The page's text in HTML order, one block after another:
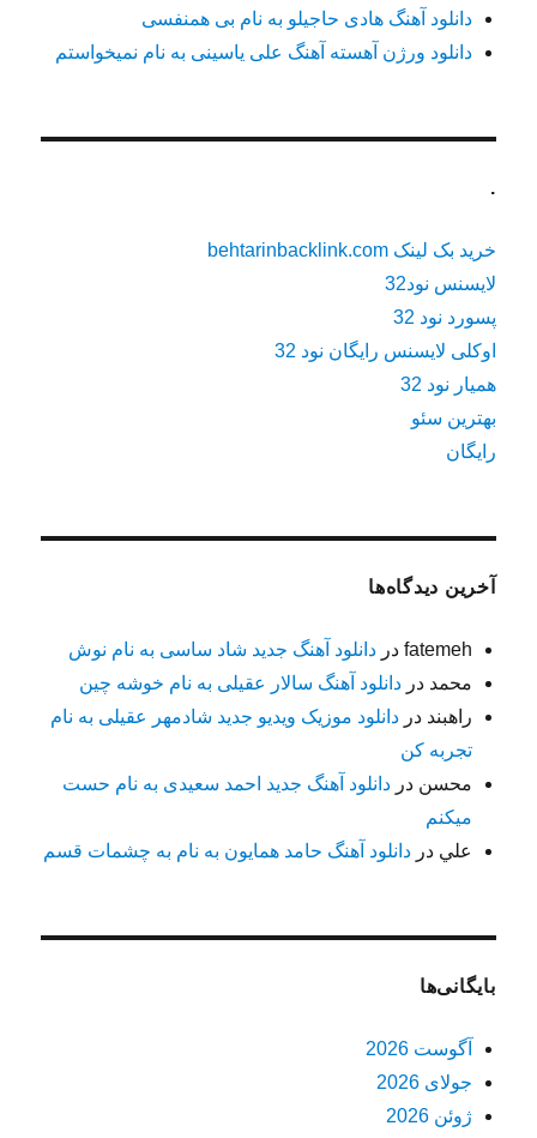
دانلود آهنگ هادی حاجیلو به نام بی همنفسی
دانلود ورژن آهسته آهنگ علی یاسینی به نام نمیخواستم
.
خرید بک لینک behtarinbacklink.com
لایسنس نود32
پسورد نود 32
اوکلی لایسنس رایگان نود 32
همیار نود 32
بهترین سئو
رایگان
آخرین دیدگاه‌ها
fatemeh دردانلود آهنگ جدید شاد ساسی به نام نوش
محمد دردانلود آهنگ سالار عقیلی به نام خوشه چین
راهبند دردانلود موزیک ویدیو جدید شادمهر عقیلی به نام
تجربه کن
محسن دردانلود آهنگ جدید احمد سعیدی به نام حست
میکنم
علي دردانلود آهنگ حامد همایون به نام به چشمات قسم
بایگانی‌ها
آگوست 2026
جولای 2026
ژوئن 2026